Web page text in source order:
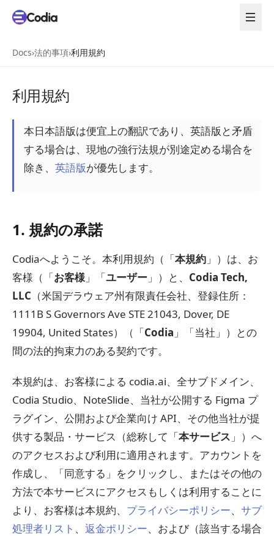
Docs›法的事項›利用規約
利用規約
本日本語版は便宜上の翻訳であり、英語版と矛盾
する場合は、現地の強行法規が別途定める場合を
除き、 英語版が優先します。
1. 規約の承諾
Codiaへようこそ。本利用規約（「本規約 」）は、お
客様（「お客様」「ユーザー 」）と、 Codia Tech,
LLC （米国デラウェア州有限責任会社、登録住所：
1111B S Governors Ave STE 21043, Dover, DE
19904, United States）（「Codia 」「当社」）との
間の法的拘束力のある契約です。
本規約は、お客様による codia.ai、全サブドメイン、
Codia Studio、NoteSlide、当社が公開する Figma プ
ラグイン、公開および企業向け API、その他当社が提
供する製品・サービス（総称して「本サービス 」）へ
のアクセスおよび利用に適用されます。アカウントを
作成し、「同意する」をクリックし、またはその他の
方法で本サービスにアクセスもしくは利用することに
より、お客様は本規約、 プライバシーポリシー、 サブ
処理者リスト 、 返金ポリシー、および（該当する場合